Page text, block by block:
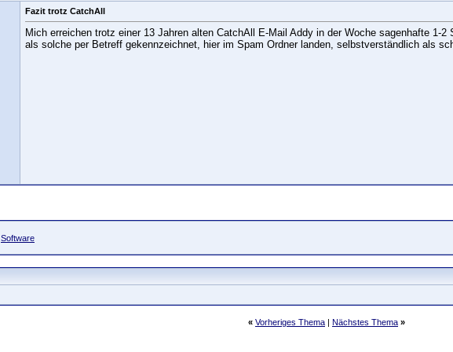
Fazit trotz CatchAll
Mich erreichen trotz einer 13 Jahren alten CatchAll E-Mail Addy in der Woche sagenhafte
als solche per Betreff gekennzeichnet, hier im Spam Ordner landen, selbstverständlich als
Software
« Vorheriges Thema | Nächstes Thema »